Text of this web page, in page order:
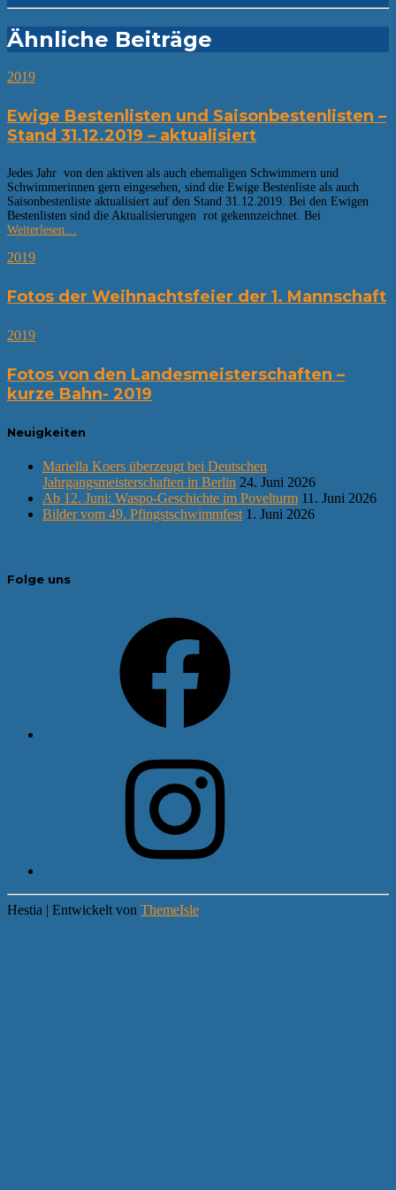
Ähnliche Beiträge
2019
Ewige Bestenlisten und Saisonbestenlisten –
Stand 31.12.2019 – aktualisiert
Jedes Jahr von den aktiven als auch ehemaligen Schwimmern und
Schwimmerinnen gern eingesehen, sind die Ewige Bestenliste als auch
Saisonbestenliste aktualisiert auf den Stand 31.12.2019. Bei den Ewigen
Bestenlisten sind die Aktualisierungen rot gekennzeichnet. Bei
Weiterlesen…
2019
Fotos der Weihnachtsfeier der 1. Mannschaft
2019
Fotos von den Landesmeisterschaften –
kurze Bahn- 2019
Neuigkeiten
Mariella Koers überzeugt bei Deutschen
Jahrgangsmeisterschaften in Berlin 24. Juni 2026
Ab 12. Juni: Waspo-Geschichte im Povelturm 11. Juni 2026
Bilder vom 49. Pfingstschwimmfest 1. Juni 2026
Folge uns
Hestia | Entwickelt von ThemeIsle